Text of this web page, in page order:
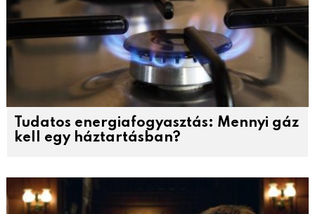
Tudatos energiafogyasztás: Mennyi gáz
kell egy háztartásban?